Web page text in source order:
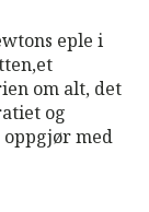
eple i
om alt, det
og
oppgjør med